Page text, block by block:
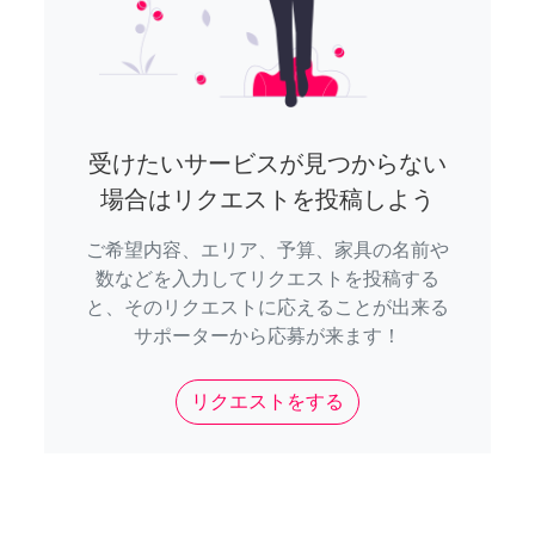
受けたいサービスが見つからない
場合はリクエストを投稿しよう
ご希望内容、エリア、予算、家具の名前や
数などを入力してリクエストを投稿する
と、そのリクエストに応えることが出来る
サポーターから応募が来ます！
リクエストをする